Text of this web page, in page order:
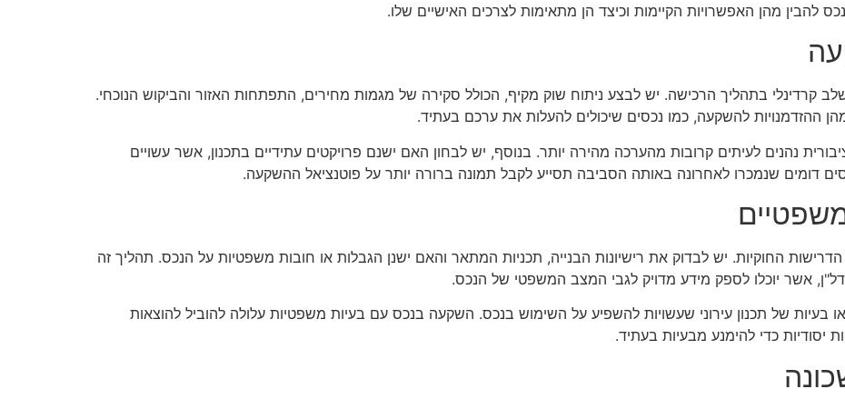
מהן האפשרויות הקיימות וכיצד הן מתאימות לצרכים האישיים שלו.
קרדינלי בתהליך הרכישה. יש לבצע ניתוח שוק מקיף, הכולל סקירה של מגמות מחירים, התפתחות האזור והביקוש הנוכחי.
ההזדמנויות להשקעה, כמו נכסים שיכולים להעלות את ערכם בעתיד.
נהנים לעיתים קרובות מהערכה מהירה יותר. בנוסף, יש לבחון האם ישנם פרויקטים עתידיים בתכנון, אשר עשויים
דומים שנמכרו לאחרונה באותה הסביבה תסייע לקבל תמונה ברורה יותר על פוטנציאל ההשקעה.
החוקיות. יש לבדוק את רישיונות הבנייה, תכניות המתאר והאם ישנן הגבלות או חובות משפטיות על הנכס. תהליך זה
אשר יוכלו לספק מידע מדויק לגבי המצב המשפטי של הנכס.
בעיות של תכנון עירוני שעשויות להשפיע על השימוש בנכס. השקעה בנכס עם בעיות משפטיות עלולה להוביל להוצאות
יסודיות כדי להימנע מבעיות בעתיד.